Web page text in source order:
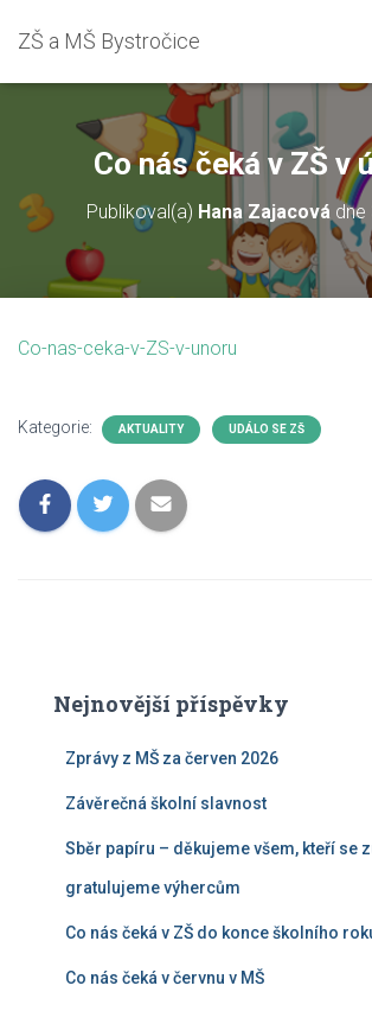
ZŠ a MŠ Bystročice
Co nás čeká v ZŠ v
Publikoval(a) Hana Zajacová dne
Co-nas-ceka-v-ZS-v-unoru
Kategorie: AKTUALITY UDÁLO SE ZŠ
Nejnovější příspěvky
Zprávy z MŠ za červen 2026
Závěrečná školní slavnost
Sběr papíru – děkujeme všem, kteří se
gratulujeme výhercům
Co nás čeká v ZŠ do konce školního
Co nás čeká v červnu v MŠ